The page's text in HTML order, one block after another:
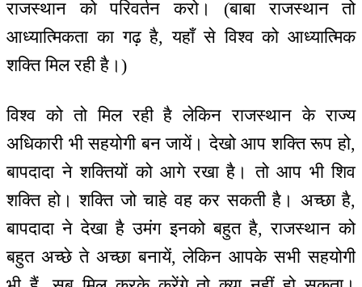
राजस्थान को परिवर्तन करो। (बाबा राजस्थान तो
आध्यात्मिकता का गढ़ है, यहाँ से विश्व को आध्यात्मिक
शक्ति मिल रही है।)
विश्व को तो मिल रही है लेकिन राजस्थान के राज्य
अधिकारी भी सहयोगी बन जायें। देखो आप शक्ति रूप हो,
बापदादा ने शक्तियों को आगे रखा है। तो आप भी शिव
शक्ति हो। शक्ति जो चाहे वह कर सकती है। अच्छा है,
बापदादा ने देखा है उमंग इनको बहुत है, राजस्थान को
बहुत अच्छे ते अच्छा बनायें, लेकिन आपके सभी सहयोगी